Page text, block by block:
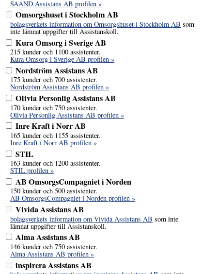
SAAND Assistans AB profilen »
Omsorgshuset i Stockholm AB
bolagsverkets information om Omsorgshuset i Stockholm AB som
inte lämnat uppgifter till Assistanskoll.
Kura Omsorg i Sverige AB
215 kunder och 1100 assistenter.
Kura Omsorg i Sverige AB profilen »
Nordström Assistans AB
175 kunder och 700 assistenter.
Nordström Assistans AB profilen »
Olivia Personlig Assistans AB
170 kunder och 750 assistenter.
Olivia Personlig Assistans AB profilen »
Inre Kraft i Norr AB
165 kunder och 1155 assistenter.
Inre Kraft i Norr AB profilen »
STIL
163 kunder och 1200 assistenter.
STIL profilen »
AB OmsorgsCompagniet i Norden
150 kunder och 500 assistenter.
AB OmsorgsCompagniet i Norden profilen »
Vivida Assistans AB
bolagsverkets information om Vivida Assistans AB som inte
lämnat uppgifter till Assistanskoll.
Alma Assistans AB
146 kunder och 750 assistenter.
Alma Assistans AB profilen »
inspirera Assistans AB